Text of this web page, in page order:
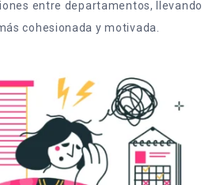
entre departamentos, llevando
cohesionada y motivada.